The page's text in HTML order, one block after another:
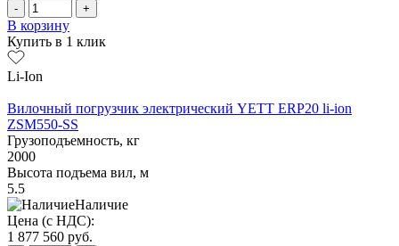
- +
В корзину
Купить в 1 клик
Li-Ion
Вилочный погрузчик электрический YETT ERP20 li-ion
ZSM550-SS
Грузоподъемность, кг
2000
Высота подъема вил, м
5.5
Наличие
Цена (с НДС):
1 877 560 руб.